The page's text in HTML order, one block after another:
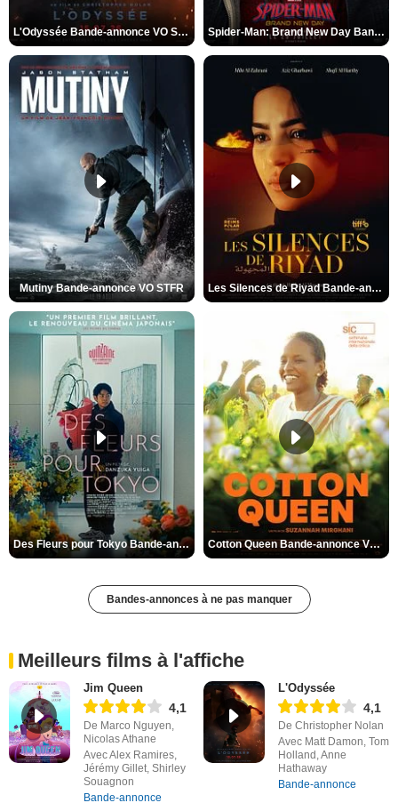
L'Odyssée Bande-annonce VO STFR Spider-Man: Brand New Day Bande-annonce VO STFR
Mutiny Bande-annonce VO STFR Les Silences de Riyad Bande-annonce VO STFR
Des Fleurs pour Tokyo Bande-annonce VO STFR Cotton Queen Bande-annonce VO STFR
Bandes-annonces à ne pas manquer
Meilleurs films à l'affiche
Jim Queen
4,1
De Marco Nguyen,
Nicolas Athane
Avec Alex Ramires,
Jérémy Gillet, Shirley
Souagnon
Bande-annonce
L'Odyssée
4,1
De Christopher Nolan
Avec Matt Damon, Tom
Holland, Anne
Hathaway
Bande-annonce